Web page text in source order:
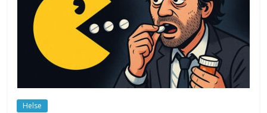
Drone stopper flytrafikken i Stockholm,
ekspert mistenker MDG
november 6, 2025 No Comments
Norge innfører nullvisjon for nedbør
juni 23, 2026 No Comments
Helse